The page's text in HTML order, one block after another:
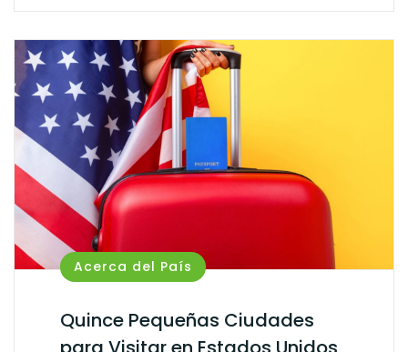
Acerca del País
Quince Pequeñas Ciudades